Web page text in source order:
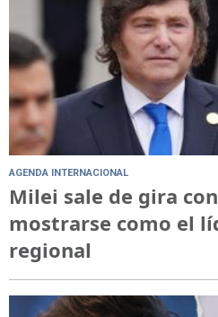
AGENDA INTERNACIONAL
Milei sale de gira
mostrarse como el
regional